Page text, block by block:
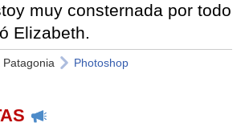
muy consternada por todo
Elizabeth.
Patagonia Photoshop